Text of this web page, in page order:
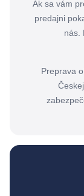
Ak sa vám
predajni
nás.
Preprava